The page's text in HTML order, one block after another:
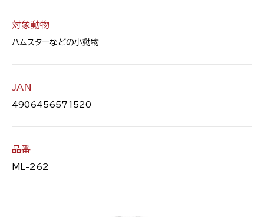
対象動物
ハムスターなどの小動物
JAN
4906456571520
品番
ML-262